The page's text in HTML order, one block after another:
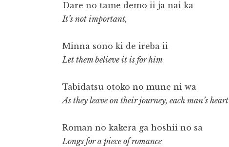
Dare no tame demo ii ja nai ka
It’s not important,
Minna sono ki de ireba ii
Let them believe it is for him
Tabidatsu otoko no mune ni wa
As they leave on their journey, each man’s heart
Roman no kakera ga hoshii no sa
Longs for a piece of romance